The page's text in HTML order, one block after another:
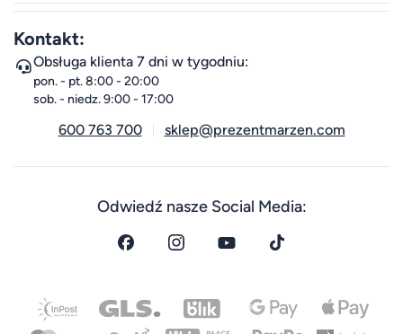
Kontakt:
Obsługa klienta 7 dni w tygodniu:
pon. - pt. 8:00 - 20:00
sob. - niedz. 9:00 - 17:00
600 763 700 sklep@prezentmarzen.com
Odwiedź nasze Social Media: